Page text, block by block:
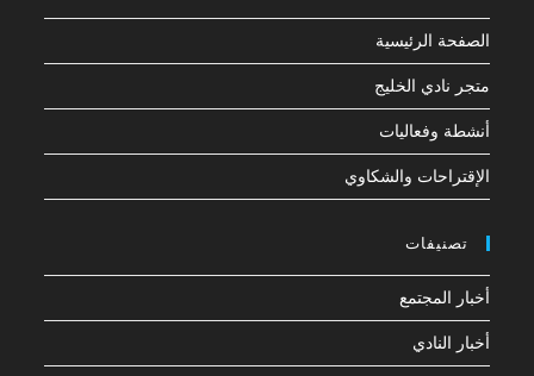
الصفحة الرئيسية
متجر نادي الخليج
أنشطة وفعاليات
الإقتراحات والشكاوي
تصنيفات
أخبار المجتمع
أخبار النادي